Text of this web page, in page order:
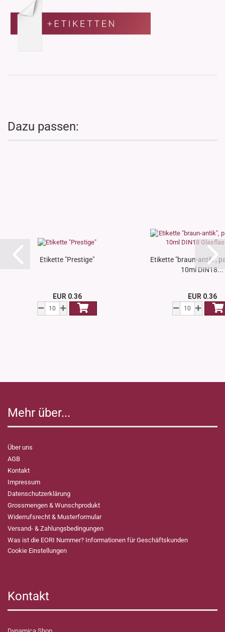
Dazu passen:
Etikette "Prestige"
EUR 0.36
Etikette "braun-antik",
10ml DIN18...
EUR 0.36
Mehr über...
Über uns
AGB
Kontakt
Impressum
Datenschutzerklärung
Grossmengen & Wunschprodukt
Widerrufsrecht & Musterformular
Versand- & Zahlungsbedingungen
Was ist die EORI Nummer? Informationen für Geschäftskunden
Cookie Einstellungen
Kontakt